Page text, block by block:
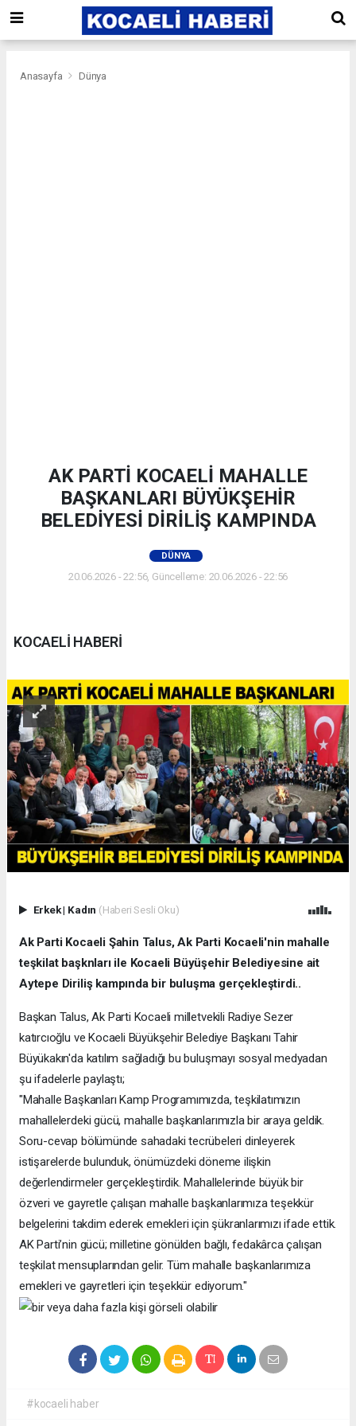
Anasayfa Dünya
AK PARTİ KOCAELİ MAHALLE
BAŞKANLARI BÜYÜKŞEHİR
BELEDİYESİ DİRİLİŞ KAMPINDA
DÜNYA
20.06.2026 - 22:56, Güncelleme: 20.06.2026 - 22:56
KOCAELİ HABERİ
Erkek| Kadın (Haberi Sesli Oku)
Ak Parti Kocaeli Şahin Talus, Ak Parti Kocaeli'nin mahalle
teşkilat başknları ile Kocaeli Büyüşehir Belediyesine ait
Aytepe Diriliş kampında bir buluşma gerçekleştirdi..
Başkan Talus, Ak Parti Kocaeli milletvekili Radiye Sezer
katırcıoğlu ve Kocaeli Büyükşehir Belediye Başkanı Tahir
Büyükakın'da katılım sağladığı bu buluşmayı sosyal medyadan
şu ifadelerle paylaştı;
"Mahalle Başkanları Kamp Programımızda, teşkilatımızın
mahallelerdeki gücü, mahalle başkanlarımızla bir araya geldik.
Soru-cevap bölümünde sahadaki tecrübeleri dinleyerek
istişarelerde bulunduk, önümüzdeki döneme ilişkin
değerlendirmeler gerçekleştirdik. Mahallelerinde büyük bir
özveri ve gayretle çalışan mahalle başkanlarımıza teşekkür
belgelerini takdim ederek emekleri için şükranlarımızı ifade ettik.
AK Parti’nin gücü; milletine gönülden bağlı, fedakârca çalışan
teşkilat mensuplarından gelir. Tüm mahalle başkanlarımıza
emekleri ve gayretleri için teşekkür ediyorum."
#kocaeli haber